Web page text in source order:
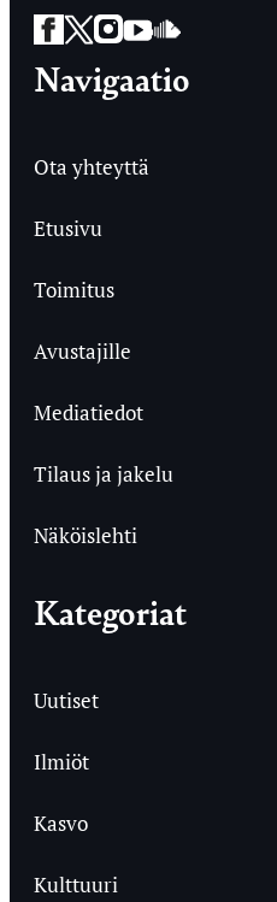
Facebook
Twitter
Instagram
YouTube
SoundCloud
Navigaatio
Ota yhteyttä
Etusivu
Toimitus
Avustajille
Mediatiedot
Tilaus ja jakelu
Näköislehti
Kategoriat
Uutiset
Ilmiöt
Kasvo
Kulttuuri